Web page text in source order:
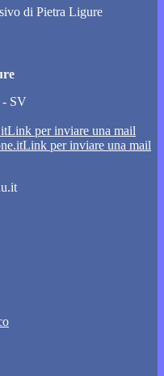
di Pietra Ligure
- SV
Link per inviare una mail
Link per inviare una mail